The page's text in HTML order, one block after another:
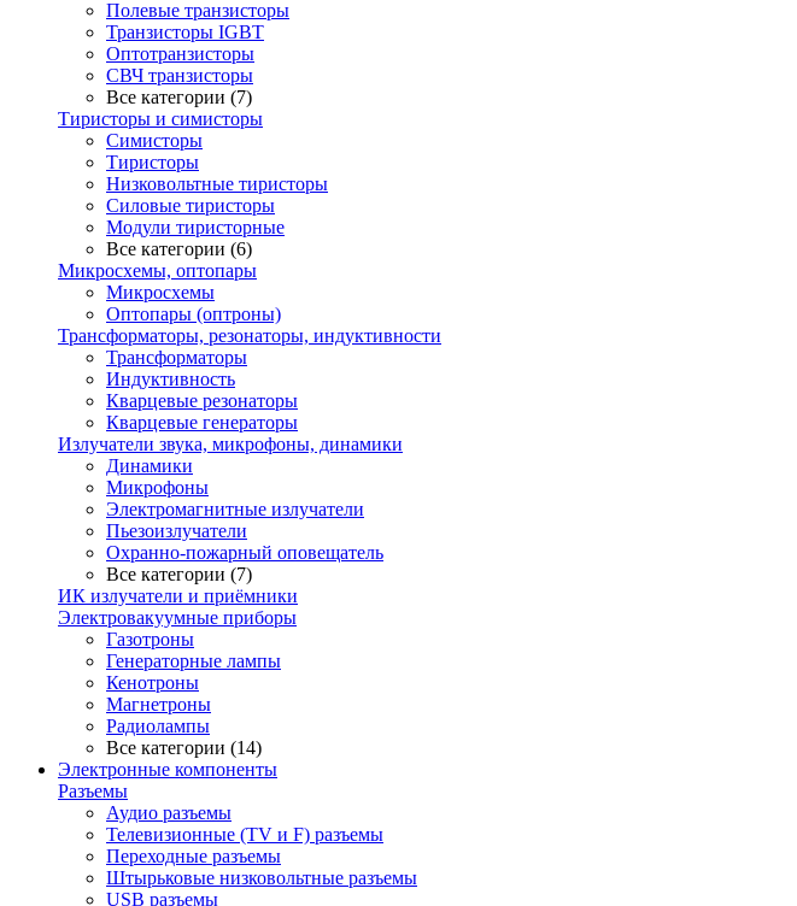
Полевые транзисторы
Транзисторы IGBT
Оптотранзисторы
СВЧ транзисторы
Все категории (7)
Тиристоры и симисторы
Симисторы
Тиристоры
Низковольтные тиристоры
Силовые тиристоры
Модули тиристорные
Все категории (6)
Микросхемы, оптопары
Микросхемы
Оптопары (оптроны)
Трансформаторы, резонаторы, индуктивности
Трансформаторы
Индуктивность
Кварцевые резонаторы
Кварцевые генераторы
Излучатели звука, микрофоны, динамики
Динамики
Микрофоны
Электромагнитные излучатели
Пьезоизлучатели
Охранно-пожарный оповещатель
Все категории (7)
ИК излучатели и приёмники
Электровакуумные приборы
Газотроны
Генераторные лампы
Кенотроны
Магнетроны
Радиолампы
Все категории (14)
Электронные компоненты
Разъемы
Аудио разъемы
Телевизионные (TV и F) разъемы
Переходные разъемы
Штырьковые низковольтные разъемы
USB разъемы